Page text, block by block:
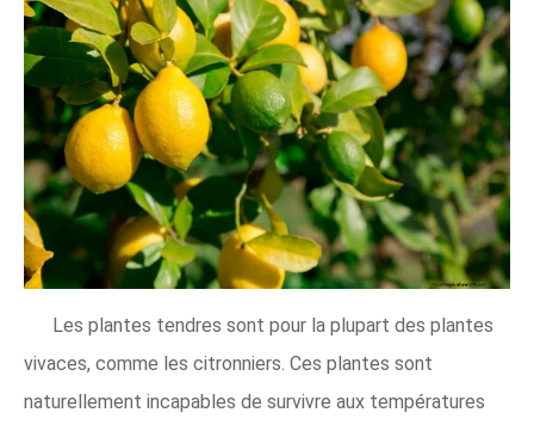
Les plantes tendres sont pour la plupart des plantes
vivaces, comme les citronniers. Ces plantes sont
naturellement incapables de survivre aux températures